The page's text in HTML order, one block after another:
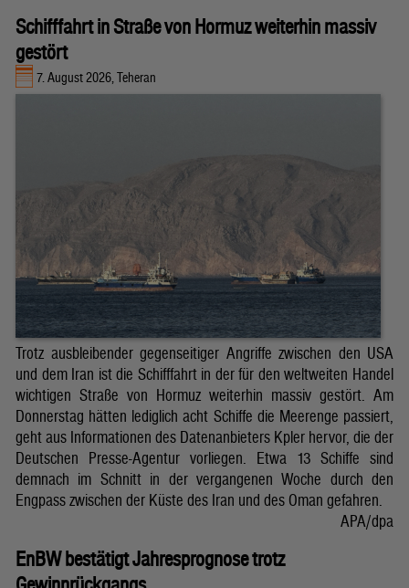
Schifffahrt in Straße von Hormuz weiterhin massiv
gestört
7. August 2026, Teheran
Trotz ausbleibender gegenseitiger Angriffe zwischen den USA
und dem Iran ist die Schifffahrt in der für den weltweiten Handel
wichtigen Straße von Hormuz weiterhin massiv gestört. Am
Donnerstag hätten lediglich acht Schiffe die Meerenge passiert,
geht aus Informationen des Datenanbieters Kpler hervor, die der
Deutschen Presse-Agentur vorliegen. Etwa 13 Schiffe sind
demnach im Schnitt in der vergangenen Woche durch den
Engpass zwischen der Küste des Iran und des Oman gefahren.
APA/dpa
EnBW bestätigt Jahresprognose trotz